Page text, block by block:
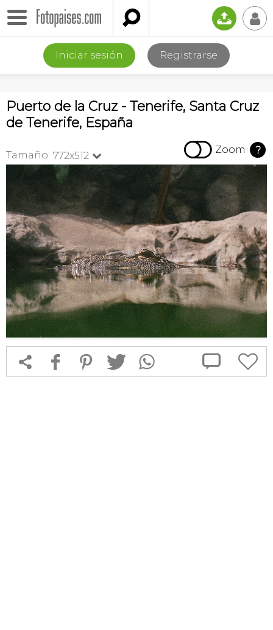
 📤 👤
Iniciar sesión Registrarse
Puerto de la Cruz - Tenerife, Santa Cruz
de Tenerife, España
Tamaño: 772x512   Zoom ?
 f 1 T  